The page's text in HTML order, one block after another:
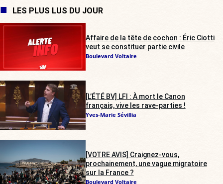
LES PLUS LUS DU JOUR
Affaire de la tête de cochon : Éric Ciotti
veut se constituer partie civile
Boulevard Voltaire
[L’ÉTÉ BV] LFI : À mort le Canon
français, vive les rave-parties !
Yves-Marie Sévillia
[VOTRE AVIS] Craignez-vous,
prochainement, une vague migratoire
sur la France ?
Boulevard Voltaire